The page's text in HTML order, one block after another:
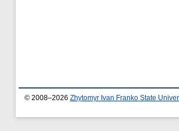
© 2008–2026 Zhytomyr Ivan Franko State